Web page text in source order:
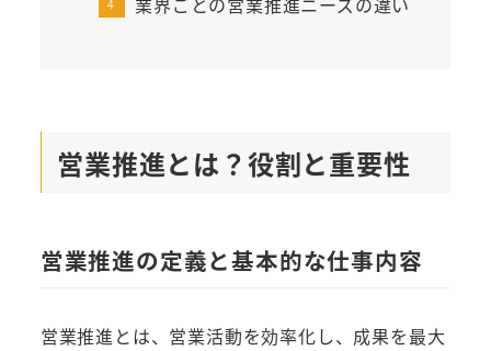
営業推進とは？役割と重要性
営業推進の定義と基本的な仕事内容
営業推進とは、営業活動を効率化し、成果を最大